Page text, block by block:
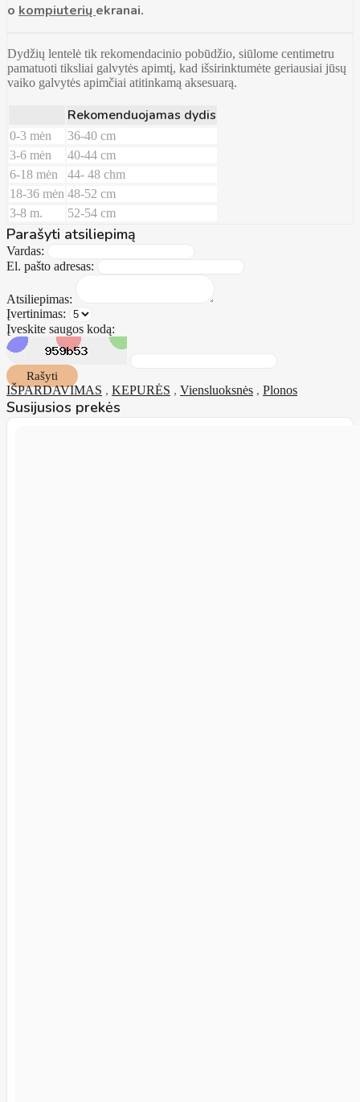
o kompiuterių ekranai.
Dydžių lentelė tik rekomendacinio pobūdžio, siūlome centimetru
pamatuoti tiksliai galvytės apimtį, kad išsirinktumėte geriausiai jūsų
vaiko galvytės apimčiai atitinkamą aksesuarą.
Rekomenduojamas dydis
0-3 mėn
36-40 cm
3-6 mėn
40-44 cm
6-18 mėn
44- 48 chm
18-36 mėn 48-52 cm
3-8 m.
52-54 cm
Parašyti atsiliepimą
Vardas:
El. pašto adresas:
Atsiliepimas:
Įvertinimas:
Įveskite saugos kodą:
Rašyti
IŠPARDAVIMAS , KEPURĖS , Viensluoksnės , Plonos
Susijusios prekės